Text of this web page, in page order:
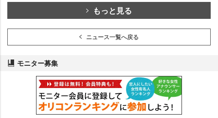
もっと見る
ニュース一覧へ戻る
モニター募集